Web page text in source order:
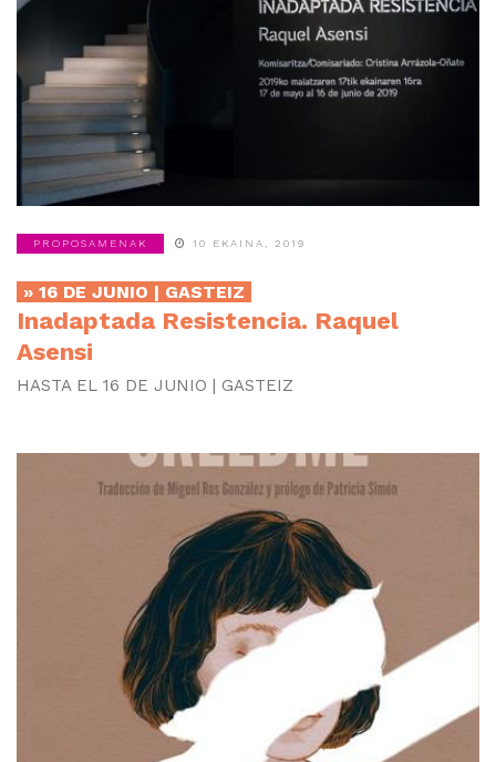
PROPOSAMENAK 10 EKAINA, 2019
» 16 DE JUNIO | GASTEIZ
Inadaptada Resistencia. Raquel
Asensi
HASTA EL 16 DE JUNIO | GASTEIZ